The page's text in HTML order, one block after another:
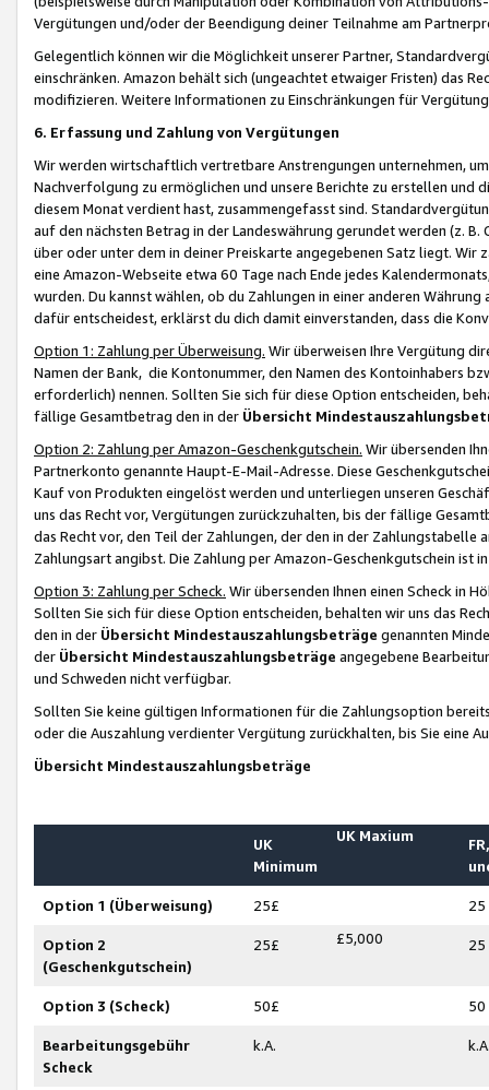
Vergütungen und/oder der Beendigung deiner Teilnahme am
Gelegentlich können wir die Möglichkeit unserer Partner,
einschränken. Amazon behält sich (ungeachtet etwaiger Fristen) das
modifizieren. Weitere Informationen zu Einschränkungen für
6. Erfassung und Zahlung von Vergütungen
Wir werden wirtschaftlich vertretbare Anstrengungen unternehmen,
Nachverfolgung zu ermöglichen und unsere Berichte zu erstellen und
diesem Monat verdient hast, zusammengefasst sind.
auf den nächsten Betrag in der Landeswährung gerundet werden (z.
über oder unter dem in deiner Preiskarte angegebenen Satz liegt.
eine Amazon-Webseite etwa 60 Tage nach Ende jedes
wurden. Du kannst wählen, ob du Zahlungen in einer anderen
dafür entscheidest, erklärst du dich damit einverstanden, dass die
Option 1: Zahlung per Überweisung. Wir überweisen Ihre Vergütung
Namen der Bank, die Kontonummer, den Namen des Kontoinhabers
erforderlich) nennen. Sollten Sie sich für diese Option entscheiden,
fällige Gesamtbetrag den in der Übersicht
Option 2: Zahlung per Amazon-Geschenkgutschein. Wir übersenden
Partnerkonto genannte Haupt-E-Mail-Adresse. Diese
Kauf von Produkten eingelöst werden und unterliegen unseren
uns das Recht vor, Vergütungen zurückzuhalten, bis der fällige
das Recht vor, den Teil der Zahlungen, der den in der
Zahlungsart angibst. Die Zahlung per Amazon-Geschenkgutschein ist
Option 3: Zahlung per Scheck. Wir übersenden Ihnen einen Scheck in
Sollten Sie sich für diese Option entscheiden, behalten wir uns das
den in der Übersicht Mindestauszahlungsbeträge genannten
der Übersicht Mindestauszahlungsbeträge angegebene
und Schweden nicht verfügbar.
Sollten Sie keine gültigen Informationen für die Zahlungsoption
oder die Auszahlung verdienter Vergütung zurückhalten, bis Sie
Übersicht Mindestauszahlungsbeträge
UK
Minimum
UK Maxium
Option 1 (Überweisung) 25£ 25
Option 2
(Geschenkgutschein)
25£ £5,000 25
Option 3 (Scheck) 50£ 50
Bearbeitungsgebühr
Scheck
k.A.